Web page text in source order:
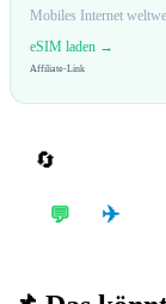
Mobiles Internet
eSIM laden →
Affiliate-Link
🔄
💬 ✈️